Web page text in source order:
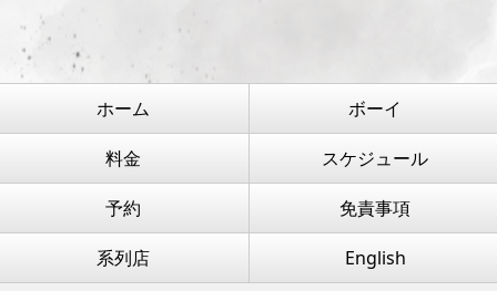
ホーム ボーイ
料金 スケジュール
予約 免責事項
系列店 English